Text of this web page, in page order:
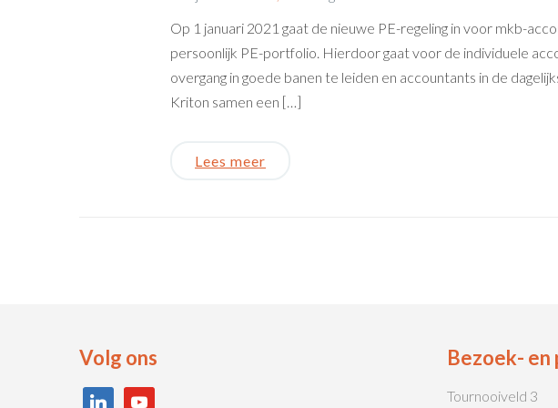
Op 1 januari 2021 gaat de nieuwe PE-regeling in voor mkb-
persoonlijk PE-portfolio. Hierdoor gaat voor de individuele
overgang in goede banen te leiden en accountants in de
Kriton samen een […]
Lees meer
Volg ons
linkedin youtube
Bezoek- en
Tournooiveld 3